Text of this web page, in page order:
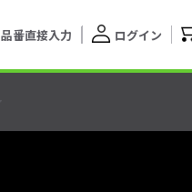
品番直接入力 ログイン